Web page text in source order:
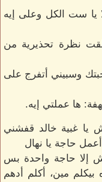
ست الكل وعلى إيه
نظرة تحذيرية من
وسبيني أتفرج على
ها عملتي إيه.
غبية خالد قفشني
حاجة يا نهال
إلا حاجة واحدة بس
مين، أكلم أدهم